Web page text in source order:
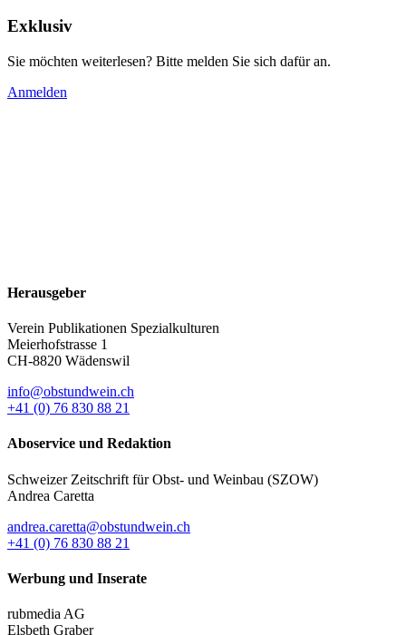
Exklusiv
Sie möchten weiterlesen? Bitte melden Sie sich dafür an.
Anmelden
Herausgeber
Verein Publikationen Spezialkulturen
Meierhofstrasse 1
CH-8820 Wädenswil
info@obstundwein.ch
+41 (0) 76 830 88 21
Aboservice und Redaktion
Schweizer Zeitschrift für Obst- und Weinbau (SZOW)
Andrea Caretta
andrea.caretta@obstundwein.ch
+41 (0) 76 830 88 21
Werbung und Inserate
rubmedia AG
Elsbeth Graber